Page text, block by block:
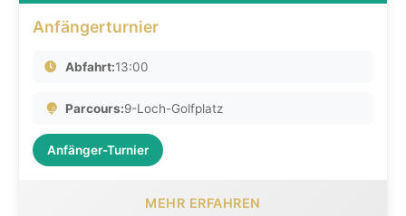
Anfängerturnier
Abfahrt:13:00
Parcours:9-Loch-Golfplatz
Anfänger-Turnier
MEHR ERFAHREN